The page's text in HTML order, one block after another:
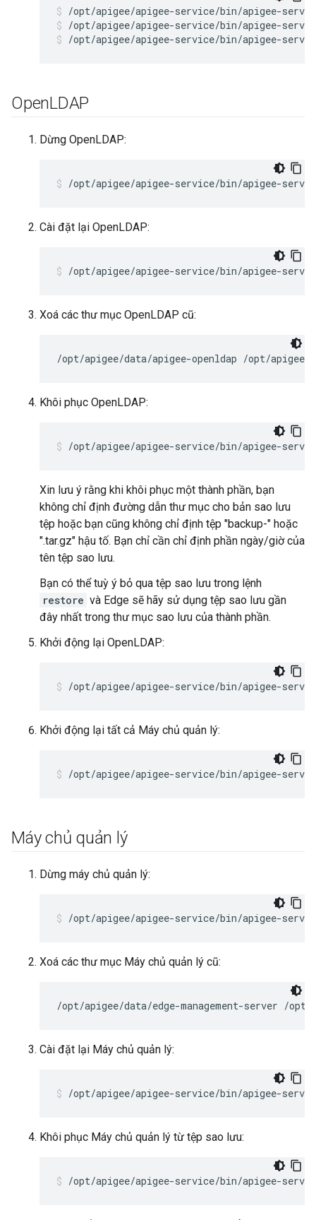
/opt/apigee/apigee-service/bin/apigee-
/opt/apigee/apigee-service/bin/apigee-
OpenLDAP
Dừng OpenLDAP:
/opt/apigee/apigee-service/bin/apigee-
Cài đặt lại OpenLDAP:
/opt/apigee/apigee-service/bin/apigee-
Xoá các thư mục OpenLDAP cũ:
/opt/apigee/data/apigee-openldap /opt/apigee/
Khôi phục OpenLDAP:
/opt/apigee/apigee-service/bin/apigee-
Xin lưu ý rằng khi khôi phục một thành phần, bạn
không chỉ định đường dẫn thư mục cho bản sao lưu
tệp hoặc bạn cũng không chỉ định tệp "backup-" hoặc
".tar.gz" hậu tố. Bạn chỉ cần chỉ định phần ngày/giờ của
tên tệp sao lưu.
Bạn có thể tuỳ ý bỏ qua tệp sao lưu trong lệnh
restore và Edge sẽ hãy sử dụng tệp sao lưu gần
đây nhất trong thư mục sao lưu của thành phần.
Khởi động lại OpenLDAP:
/opt/apigee/apigee-service/bin/apigee-
Khởi động lại tất cả Máy chủ quản lý:
/opt/apigee/apigee-service/bin/apigee-
Máy chủ quản lý
Dừng máy chủ quản lý:
/opt/apigee/apigee-service/bin/apigee-
Xoá các thư mục Máy chủ quản lý cũ:
/opt/apigee/data/edge-management-server /opt/
Cài đặt lại Máy chủ quản lý:
/opt/apigee/apigee-service/bin/apigee-
Khôi phục Máy chủ quản lý từ tệp sao lưu:
/opt/apigee/apigee-service/bin/apigee-